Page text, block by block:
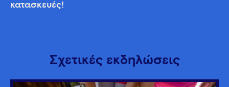
κατασκευές!
Σχετικές εκδηλώσεις